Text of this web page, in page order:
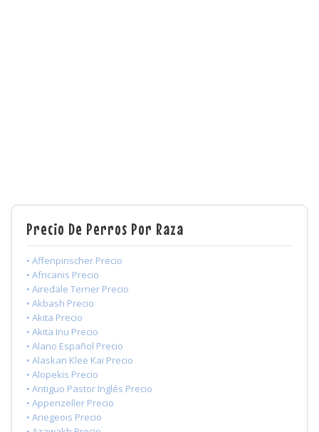
Precio De Perros Por Raza
• Affenpinscher Precio
• Africanis Precio
• Airedale Terrier Precio
• Akbash Precio
• Akita Precio
• Akita Inu Precio
• Alano Español Precio
• Alaskan Klee Kai Precio
• Alopekis Precio
• Antiguo Pastor Inglés Precio
• Appenzeller Precio
• Ariegeois Precio